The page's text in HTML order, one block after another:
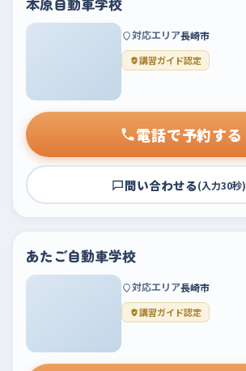
対応エリア長崎市
講習ガイド認定
電話で予約する
問い合わせる(入力30秒)
あたご自動車学校
対応エリア長崎市
講習ガイド認定